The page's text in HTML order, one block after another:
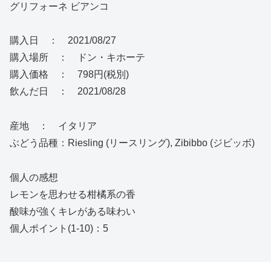
グリフォーネ ビアンコ
購入日 ： 2021/08/27
購入場所 ： ドン・キホーテ
購入価格 ： 798円(税別)
飲んだ日 ： 2021/08/28
産地 ： イタリア
ぶどう品種：Riesling (リースリング), Zibibbo (ジビッボ)
個人の感想
レモンを思わせる柑橘系の香
酸味が強くキレがある味わい
個人ポイント(1-10)：5